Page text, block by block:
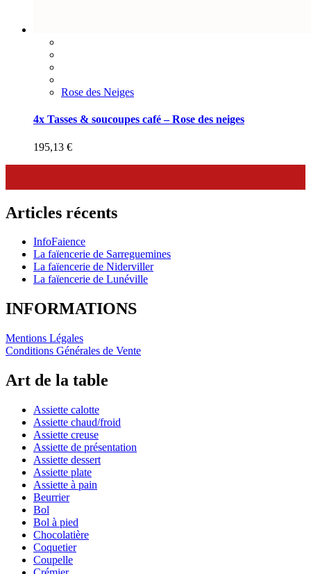
Rose des Neiges
4x Tasses & soucoupes café – Rose des neiges
195,13 €
Articles récents
InfoFaience
La faïencerie de Sarreguemines
La faïencerie de Niderviller
La faïencerie de Lunéville
INFORMATIONS
Mentions Légales
Conditions Générales de Vente
Art de la table
Assiette calotte
Assiette chaud/froid
Assiette creuse
Assiette de présentation
Assiette dessert
Assiette plate
Assiette à pain
Beurrier
Bol
Bol à pied
Chocolatière
Coquetier
Coupelle